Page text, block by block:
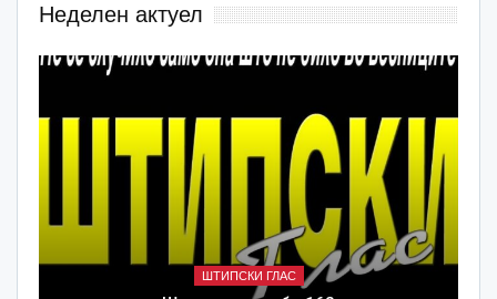
Неделен актуел
ШТИПСКИ ГЛАС